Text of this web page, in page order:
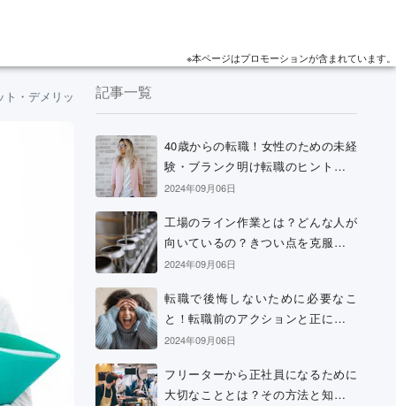
※本ページはプロモーションが含まれています。
・デメリットを押さえよう
記事一覧
40歳からの転職！女性のための未経
験・ブランク明け転職のヒントと考
え方
2024年09月06日
工場のライン作業とは？どんな人が
向いているの？きつい点を克服する
方法などを解説
2024年09月06日
転職で後悔しないために必要なこ
と！転職前のアクションと正に後悔
中の場合の解決策
2024年09月06日
フリーターから正社員になるために
大切なこととは？その方法と知って